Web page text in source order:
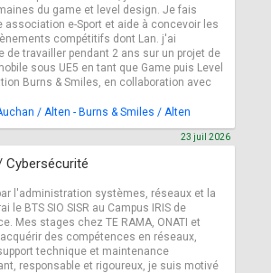
du game et level design. Je fais
association e-Sport et aide à concevoir les
compétitifs dont Lan. j'ai
de travailler pendant 2 ans sur un projet de
sous UE5 en tant que Game puis Level
Burns & Smiles, en collaboration avec
/ Alten - Burns & Smiles / Alten
Cybersécurité
23 juil 2026
l'administration systèmes, réseaux et la
le BTS SIO SISR au Campus IRIS de
Mes stages chez TE RAMA, ONATI et
des compétences en réseaux,
technique et maintenance
responsable et rigoureux, je suis motivé